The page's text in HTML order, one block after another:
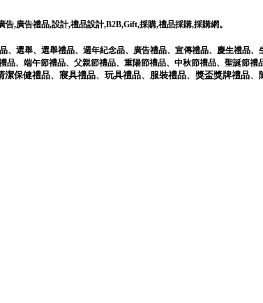
告,廣告禮品,設計,禮品設計,B2B,Gift,採購,禮品採購,採購網。
、 選舉、 選舉禮品、 週年紀念品、 廣告禮品、 宣傳禮品、 慶生禮品、
品、 端午節禮品、 父親節禮品、 重陽節禮品、 中秋節禮品、 聖誕節禮
潔保健禮品、 寢具禮品、 玩具禮品、 服裝禮品、 獎盃獎牌禮品、